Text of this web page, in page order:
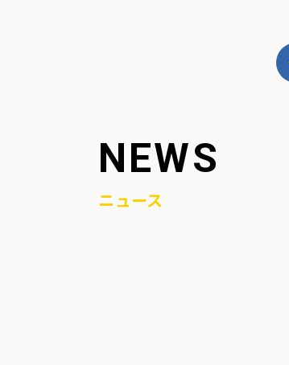
NEWS
ニュース
媒体のあり方とこれから